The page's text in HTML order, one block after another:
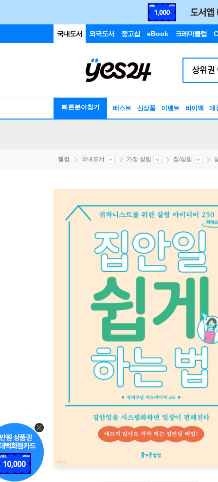
국내도서 외국도서 중고샵 eBook 크레마클럽
빠른분야찾기 베스트 신상품 이벤트 바이백 매
웰컴 국내도서 가정 살림 집/살림